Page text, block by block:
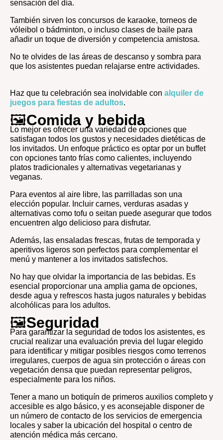
sensación del día.
También sirven los concursos de karaoke, torneos de
vóleibol o bádminton, o incluso clases de baile para
añadir un toque de diversión y competencia amistosa.
No te olvides de las áreas de descanso y sombra para
que los asistentes puedan relajarse entre actividades.
Haz que tu celebración sea inolvidable con alquiler de
juegos para fiestas de adultos.
🖼️Comida y bebida
Lo mejor es ofrecer una variedad de opciones que
satisfagan todos los gustos y necesidades dietéticas de
los invitados. Un enfoque práctico es optar por un buffet
con opciones tanto frías como calientes, incluyendo
platos tradicionales y alternativas vegetarianas y
veganas.
Para eventos al aire libre, las parrilladas son una
elección popular. Incluir carnes, verduras asadas y
alternativas como tofu o seitan puede asegurar que todos
encuentren algo delicioso para disfrutar.
Además, las ensaladas frescas, frutas de temporada y
aperitivos ligeros son perfectos para complementar el
menú y mantener a los invitados satisfechos.
No hay que olvidar la importancia de las bebidas. Es
esencial proporcionar una amplia gama de opciones,
desde agua y refrescos hasta jugos naturales y bebidas
alcohólicas para los adultos.
🖼️Seguridad
Para garantizar la seguridad de todos los asistentes, es
crucial realizar una evaluación previa del lugar elegido
para identificar y mitigar posibles riesgos como terrenos
irregulares, cuerpos de agua sin protección o áreas con
vegetación densa que puedan representar peligros,
especialmente para los niños.
Tener a mano un botiquín de primeros auxilios completo y
accesible es algo básico, y es aconsejable disponer de
un número de contacto de los servicios de emergencia
locales y saber la ubicación del hospital o centro de
atención médica más cercano.